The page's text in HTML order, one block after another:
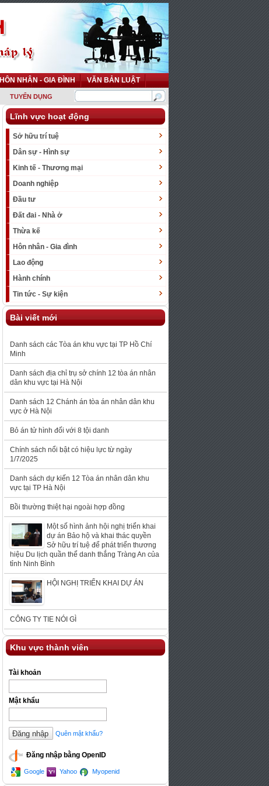
HÔN NHÂN - GIA ĐÌNH
VĂN BẢN LUẬT
TUYỂN DỤNG
Lĩnh vực hoạt động
Sở hữu trí tuệ
Dân sự - Hình sự
Kinh tế - Thương mại
Doanh nghiệp
Đầu tư
Đất đai - Nhà ở
Thừa kế
Hôn nhân - Gia đình
Lao động
Hành chính
Tin tức - Sự kiện
Bài viết mới
Danh sách các Tòa án khu vực tại TP Hồ Chí
Minh
Danh sách địa chỉ trụ sở chính 12 tòa án nhân
dân khu vực tại Hà Nội
Danh sách 12 Chánh án tòa án nhân dân khu
vực ở Hà Nội
Bỏ án tử hình đối với 8 tội danh
Chính sách nổi bật có hiệu lực từ ngày
1/7/2025
Danh sách dự kiến 12 Tòa án nhân dân khu
vực tại TP Hà Nội
Bồi thường thiệt hại ngoài hợp đồng
Một số hình ảnh hội nghị triển khai
dự án Bảo hộ và khai thác quyền
Sở hữu trí tuệ để phát triển thương
hiệu Du lịch quần thể danh thắng Tràng An của
tỉnh Ninh Bình
HỘI NGHỊ TRIỂN KHAI DỰ ÁN
CÔNG TY TIE NÓI GÌ
Khu vực thành viên
Tài khoản
Mật khẩu
Quên mật khẩu?
Đăng nhập bằng OpenID
Google Yahoo Myopenid